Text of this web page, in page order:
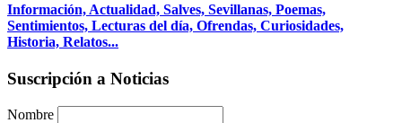
Información, Actualidad, Salves, Sevillanas, Poemas,
Sentimientos, Lecturas del día, Ofrendas, Curiosidades,
Historia, Relatos...
Suscripción a Noticias
Nombre